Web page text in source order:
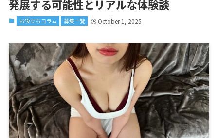
発展する可能性とリアルな体験談
お役立ちコラム 募集一覧 October 1, 2025